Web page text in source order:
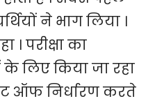
ने भाग लिया ।
। परीक्षा का
लिए किया जा रहा
ऑफ निर्धारण करते